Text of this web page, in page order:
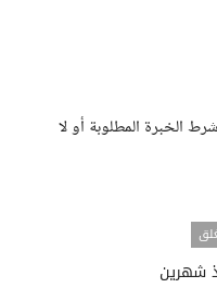
الخبرة المطلوبة أو لا
شهرين